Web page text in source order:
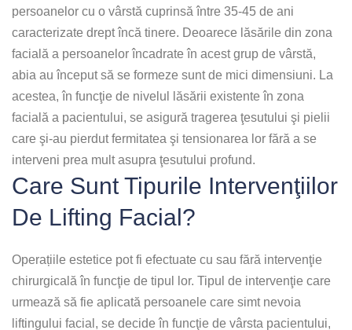
persoanelor cu o vârstă cuprinsă între 35-45 de ani
caracterizate drept încă tinere. Deoarece lăsările din zona
facială a persoanelor încadrate în acest grup de vârstă,
abia au început să se formeze sunt de mici dimensiuni. La
acestea, în funcţie de nivelul lăsării existente în zona
facială a pacientului, se asigură tragerea ţesutului şi pielii
care şi-au pierdut fermitatea şi tensionarea lor fără a se
interveni prea mult asupra ţesutului profund.
Care Sunt Tipurile Intervenţiilor
De Lifting Facial?
Operațiile estetice pot fi efectuate cu sau fără intervenţie
chirurgicală în funcţie de tipul lor. Tipul de intervenţie care
urmează să fie aplicată persoanele care simt nevoia
liftingului facial, se decide în funcţie de vârsta pacientului,